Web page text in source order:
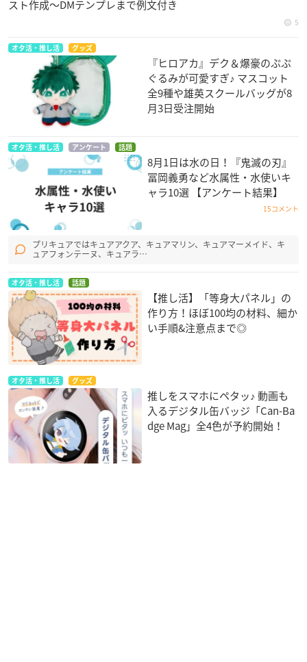
スト作成〜DMテンプレまで例文付き
5
オタ活・推し活 グッズ
『ヒロアカ』デク＆爆豪のぷぷ
ぐるみが可愛すぎ♪ マスコット
全9種や雄英スクールバッグが8
月3日受注開始
オタ活・推し活 アンケート 話題
8月1日は水の日！『鬼滅の刃』
冨岡義勇など水属性・水使いキ
ャラ10選 【アンケート結果】
15コメント
プリキュアではキュアアクア、キュアマリン、キュアマーメイド、キ
ュアフォンテーヌ、キュアラ…
オタ活・推し活 話題
【推し活】「等身大パネル」の
作り方！ほぼ100均の材料、細か
い手順&注意点まで◎
オタ活・推し活 グッズ
推しをスマホにペタッ♪ 動画も
入るデジタル缶バッジ「Can-Ba
dge Mag」全4色が予約開始！